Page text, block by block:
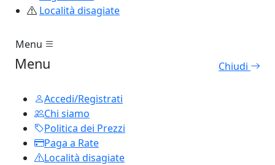
Località disagiate
Menu
Menu Chiudi
Accedi/Registrati
Chi siamo
Politica dei Prezzi
Paga a Rate
Località disagiate